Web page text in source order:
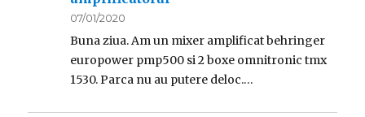
07/01/2020
Buna ziua. Am un mixer amplificat behringer
europower pmp500 si 2 boxe omnitronic tmx
1530. Parca nu au putere deloc.…